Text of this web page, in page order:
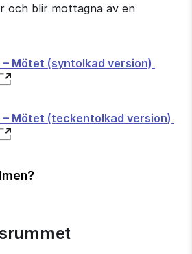
och blir mottagna av en
Mötet (syntolkad version)
Mötet (teckentolkad version)